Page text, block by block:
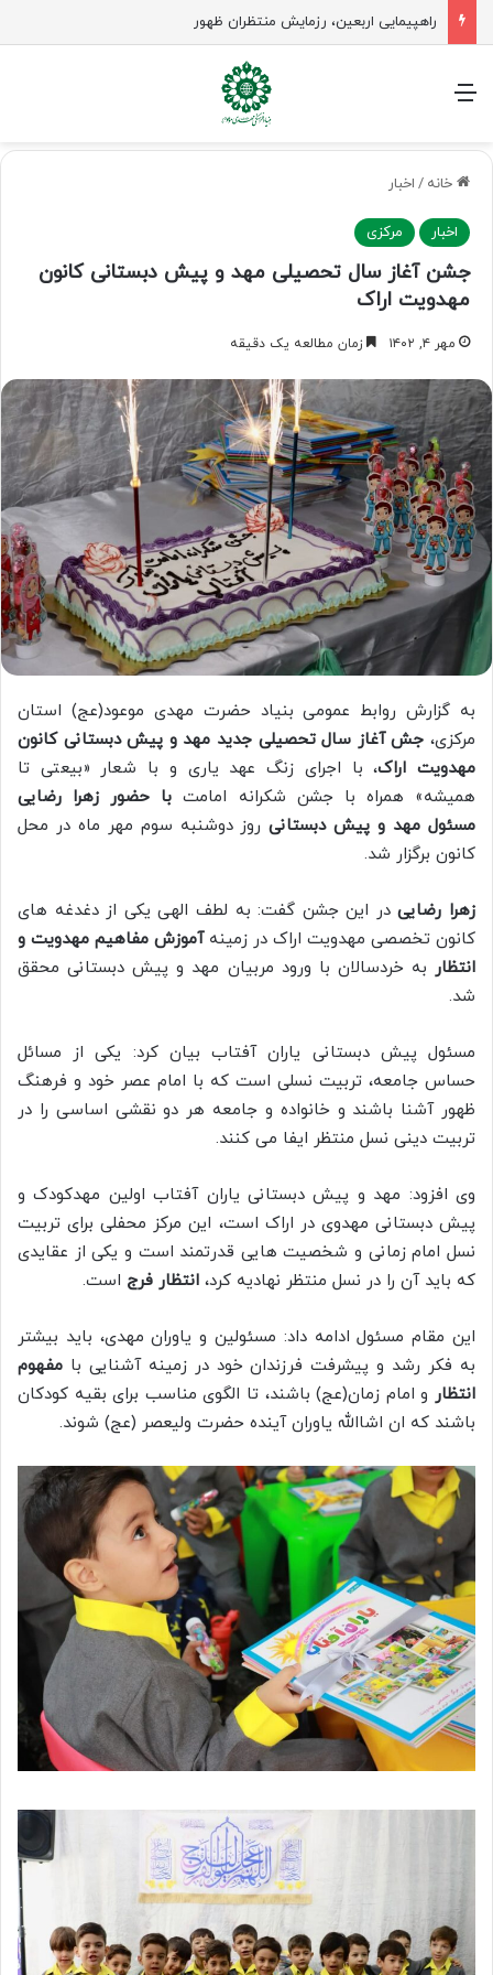
منو
خانه / اخبار
اخبار مرکزی
جشن آغاز سال تحصیلی مهد و پیش دبستانی کانون
مهدویت اراک
مهر ۴, ۱۴۰۲ زمان مطالعه یک دقیقه
به گزارش روابط عمومی بنیاد حضرت مهدی موعود(عج) استان
مرکزی، جش آغاز سال تحصیلی جدید مهد و پیش دبستانی کانون
مهدویت اراک، با اجرای زنگ عهد یاری و با شعار «بیعتی تا
همیشه» همراه با جشن شکرانه امامت با حضور زهرا رضایی
مسئول مهد و پیش دبستانیروز دوشنبه سوم مهر ماه در محل
کانون برگزار شد.
زهرا رضاییدر این جشن گفت: به لطف الهی یکی از دغدغه های
کانون تخصصی مهدویت اراک در زمینهآموزش مفاهیم مهدویت و
انتظار به خردسالان با ورود مربیان مهد و پیش دبستانی محقق
شد.
مسئول پیش دبستانی یاران آفتاب بیان کرد: یکی از مسائل
حساس جامعه، تربیت نسلی است که با امام عصر خود و فرهنگ
ظهور آشنا باشند و خانواده و جامعه هر دو نقشی اساسی را در
تربیت دینی نسل منتظر ایفا می کنند.
وی افزود: مهد و پیش دبستانی یاران آفتاب اولین مهدکودک و
پیش دبستانی مهدوی در اراک است، این مرکز محفلی برای تربیت
نسل امام زمانی و شخصیت هایی قدرتمند است و یکی از عقایدی
که باید آن را در نسل منتظر نهادیه کرد، انتظار فرج است.
این مقام مسئول ادامه داد: مسئولین و یاوران مهدی، باید بیشتر
به فکر رشد و پیشرفت فرزندان خود در زمینه آشنایی با مفهوم
انتظار و امام زمان(عج) باشند، تا الگوی مناسب برای بقیه کودکان
باشند که ان اشاالله یاوران آینده حضرت ولیعصر (عج) شوند.